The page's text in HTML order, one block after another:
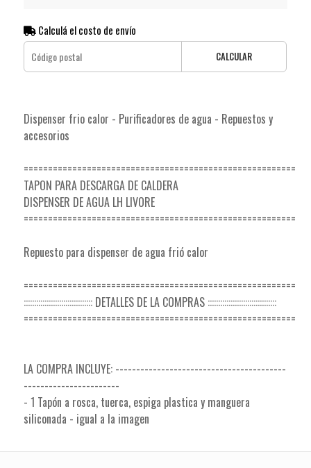
Calculá el costo de envío
CALCULAR
Dispenser frio calor - Purificadores de agua - Repuestos y
accesorios
========================================================
TAPON PARA DESCARGA DE CALDERA
DISPENSER DE AGUA LH LIVORE
========================================================
Repuesto para dispenser de agua frió calor
========================================================
::::::::::::::::::::::::::::::::: DETALLES DE LA COMPRAS :::::::::::::::::::::::::::::::::
========================================================
LA COMPRA INCLUYE: -----------------------------------------
-----------------------
- 1 Tapón a rosca, tuerca, espiga plastica y manguera
siliconada - igual a la imagen